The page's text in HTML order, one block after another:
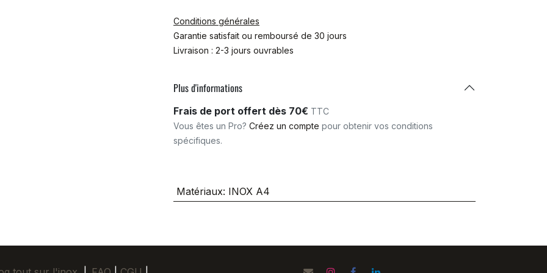
Conditions générales
Garantie satisfait ou remboursé de 30 jours
Livraison : 2-3 jours ouvrables
Plus d'informations
Frais de port offert dès 70€ TTC
Vous êtes un Pro? Créez un compte pour obtenir vos conditions
spécifiques.
Matériaux: INOX A4